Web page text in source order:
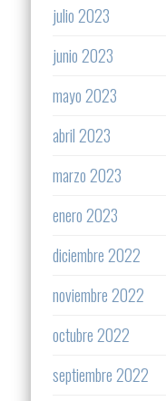
julio 2023
junio 2023
mayo 2023
abril 2023
marzo 2023
enero 2023
diciembre 2022
noviembre 2022
octubre 2022
septiembre 2022